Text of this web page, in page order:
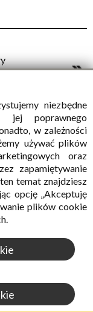
niezbędne
poprawnego
w zależności
używać plików
oraz
zapamiętywanie
temat znajdziesz
opcję „Akceptuję
plików cookie